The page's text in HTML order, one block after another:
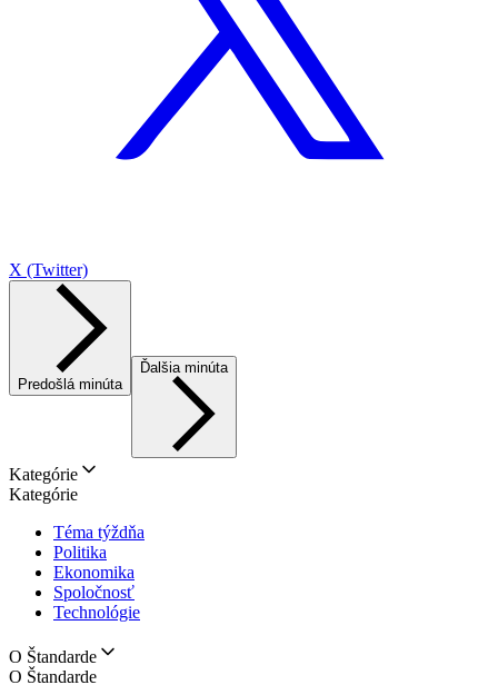
X (Twitter)
Predošlá minúta
Ďalšia minúta
Kategórie
Kategórie
Téma týždňa
Politika
Ekonomika
Spoločnosť
Technológie
O Štandarde
O Štandarde